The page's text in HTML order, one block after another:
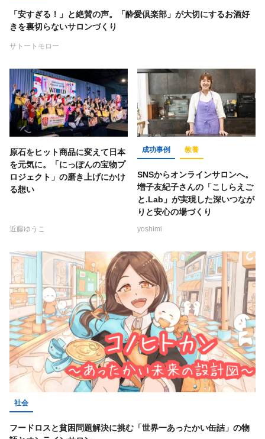
「安すぎる！」と絶賛の声。「酔愛倶楽部」が大切にするお酒好
きを裏切らないサロンづくり
サトートモロー
原石をヒット商品に変えて日本
を元気に。「にっぽんの宝物プ
ロジェクト」の磨き上げにかけ
る想い
近藤ゆうこ
成功事例 教養
SNSからオンラインサロンへ。
増子友紀子さんの「こしらえご
と.Lab」が実現した深いつなが
りと安心の場づくり
yoshimi
社会
フードロスと貧困問題解決に挑む「世界一あったかい缶詰」の物